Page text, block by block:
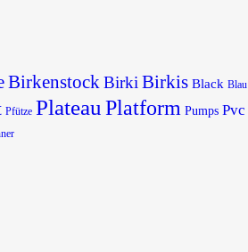
BirkenstockBirkiBirkis Black Blau
Pfütze Plateau Platform Pumps Pvc